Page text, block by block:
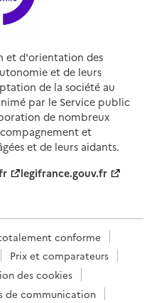
et d'orientation des
et de leurs
de la société au
par le Service public
de nombreux
et
et de leurs aidants.
legifrance.gouv.fr
conforme
Prix et comparateurs
des cookies
de communication